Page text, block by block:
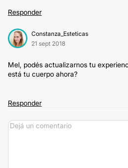
Responder
Constanza_Esteticas
21 sept 2018
Mel, podés actualizarnos tu
está tu cuerpo ahora?
Responder